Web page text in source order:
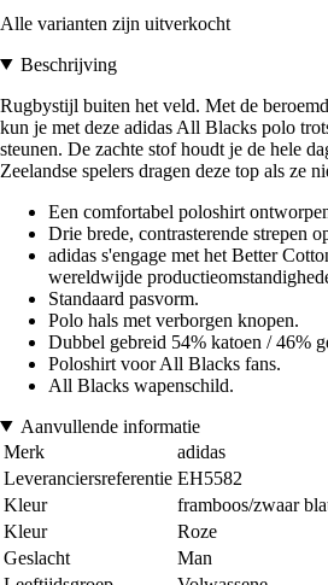
Alle varianten zijn uitverkocht
Beschrijving
Rugbystijl buiten het veld. Met de
kun je met deze adidas All Blacks polo
steunen. De zachte stof houdt je de hele
Zeelandse spelers dragen deze top als ze
Een comfortabel poloshirt
Drie brede, contrasterende strepen
adidas s'engage met het Better
wereldwijde
Standaard pasvorm.
Polo hals met verborgen knopen.
Dubbel gebreid 54% katoen / 46%
Poloshirt voor All Blacks fans.
All Blacks wapenschild.
Aanvullende informatie
Merk
adidas
Leveranciersreferentie EH5582
Kleur
framboos/zwaar
Kleur
Roze
Geslacht
Man